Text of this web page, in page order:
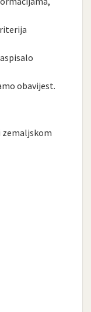
obavijest.
zemaljskom